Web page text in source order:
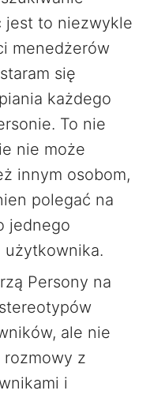
jest to niezwykle
menedżerów
się
każdego
To nie
nie może
innym osobom,
polegać na
jednego
Persony na
ale nie
rozmowy z
i